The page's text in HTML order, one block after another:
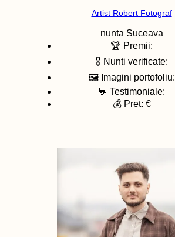
Artist Robert Fotograf
nunta Suceava
🏆 Premii:
🎖️ Nunti verificate:
🖼️ Imagini portofoliu:
💬 Testimoniale:
💰 Pret: €